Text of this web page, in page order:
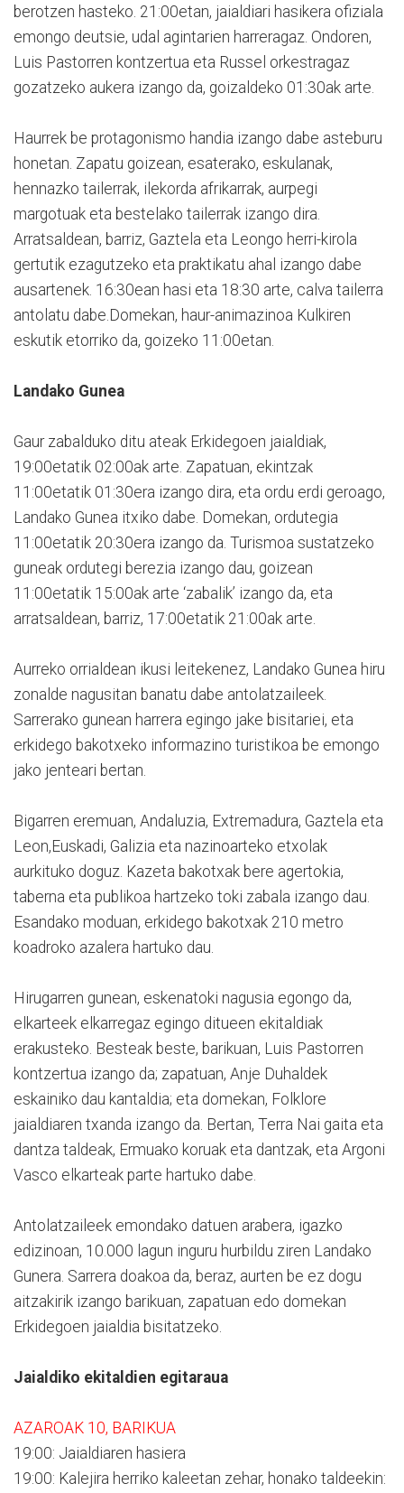
berotzen hasteko. 21:00etan, jaialdiari hasikera ofiziala
emongo deutsie, udal agintarien harreragaz. Ondoren,
Luis Pastorren kontzertua eta Russel orkestragaz
gozatzeko aukera izango da, goizaldeko 01:30ak arte.
Haurrek be protagonismo handia izango dabe asteburu
honetan. Zapatu goizean, esaterako, eskulanak,
hennazko tailerrak, ilekorda afrikarrak, aurpegi
margotuak eta bestelako tailerrak izango dira.
Arratsaldean, barriz, Gaztela eta Leongo herri-kirola
gertutik ezagutzeko eta praktikatu ahal izango dabe
ausartenek. 16:30ean hasi eta 18:30 arte, calva tailerra
antolatu dabe.Domekan, haur-animazinoa Kulkiren
eskutik etorriko da, goizeko 11:00etan.
Landako Gunea
Gaur zabalduko ditu ateak Erkidegoen jaialdiak,
19:00etatik 02:00ak arte. Zapatuan, ekintzak
11:00etatik 01:30era izango dira, eta ordu erdi geroago,
Landako Gunea itxiko dabe. Domekan, ordutegia
11:00etatik 20:30era izango da. Turismoa sustatzeko
guneak ordutegi berezia izango dau, goizean
11:00etatik 15:00ak arte ‘zabalik’ izango da, eta
arratsaldean, barriz, 17:00etatik 21:00ak arte.
Aurreko orrialdean ikusi leitekenez, Landako Gunea hiru
zonalde nagusitan banatu dabe antolatzaileek.
Sarrerako gunean harrera egingo jake bisitariei, eta
erkidego bakotxeko informazino turistikoa be emongo
jako jenteari bertan.
Bigarren eremuan, Andaluzia, Extremadura, Gaztela eta
Leon,Euskadi, Galizia eta nazinoarteko etxolak
aurkituko doguz. Kazeta bakotxak bere agertokia,
taberna eta publikoa hartzeko toki zabala izango dau.
Esandako moduan, erkidego bakotxak 210 metro
koadroko azalera hartuko dau.
Hirugarren gunean, eskenatoki nagusia egongo da,
elkarteek elkarregaz egingo ditueen ekitaldiak
erakusteko. Besteak beste, barikuan, Luis Pastorren
kontzertua izango da; zapatuan, Anje Duhaldek
eskainiko dau kantaldia; eta domekan, Folklore
jaialdiaren txanda izango da. Bertan, Terra Nai gaita eta
dantza taldeak, Ermuako koruak eta dantzak, eta Argoni
Vasco elkarteak parte hartuko dabe.
Antolatzaileek emondako datuen arabera, igazko
edizinoan, 10.000 lagun inguru hurbildu ziren Landako
Gunera. Sarrera doakoa da, beraz, aurten be ez dogu
aitzakirik izango barikuan, zapatuan edo domekan
Erkidegoen jaialdia bisitatzeko.
Jaialdiko ekitaldien egitaraua
AZAROAK 10, BARIKUA
19:00: Jaialdiaren hasiera
19:00: Kalejira herriko kaleetan zehar, honako taldeekin: